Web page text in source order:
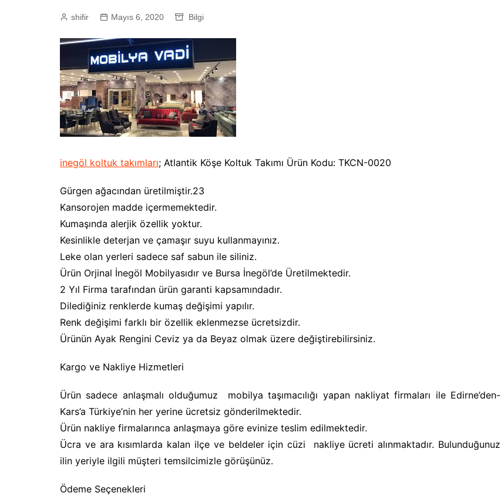
shifir Mayıs 6, 2020 Bilgi
inegöl koltuk takımları; Atlantik Köşe Koltuk Takımı Ürün Kodu: TKCN-0020
Gürgen ağacından üretilmiştir.23
Kansorojen madde içermemektedir.
Kumaşında alerjik özellik yoktur.
Kesinlikle deterjan ve çamaşır suyu kullanmayınız.
Leke olan yerleri sadece saf sabun ile siliniz.
Ürün Orjinal İnegöl Mobilyasıdır ve Bursa İnegöl’de Üretilmektedir.
2 Yıl Firma tarafından ürün garanti kapsamındadır.
Dilediğiniz renklerde kumaş değişimi yapılır.
Renk değişimi farklı bir özellik eklenmezse ücretsizdir.
Ürünün Ayak Rengini Ceviz ya da Beyaz olmak üzere değiştirebilirsiniz.
Kargo ve Nakliye Hizmetleri
Ürün sadece anlaşmalı olduğumuz mobilya taşımacılığı yapan nakliyat firmaları ile Edirne’den-
Kars’a Türkiye’nin her yerine ücretsiz gönderilmektedir.
Ürün nakliye firmalarınca anlaşmaya göre evinize teslim edilmektedir.
Ücra ve ara kısımlarda kalan ilçe ve beldeler için cüzi nakliye ücreti alınmaktadır. Bulunduğunuz
ilin yeriyle ilgili müşteri temsilcimizle görüşünüz.
Ödeme Seçenekleri